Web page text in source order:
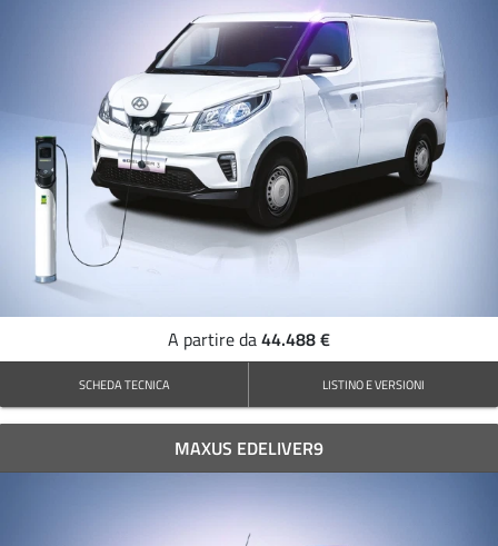
A partire da44.488 €
SCHEDA TECNICA LISTINO E VERSIONI
MAXUS EDELIVER9